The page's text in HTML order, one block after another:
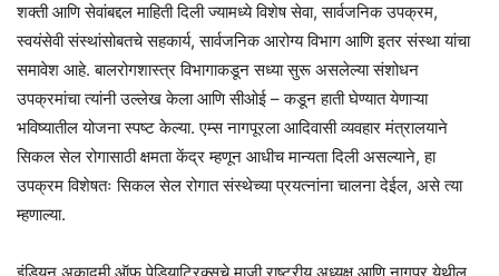
शक्ती आणि सेवांबद्दल माहिती दिली ज्यामध्ये विशेष सेवा, सार्वजनिक उपक्रम,
स्वयंसेवी संस्थांसोबतचे सहकार्य, सार्वजनिक आरोग्य विभाग आणि इतर संस्था यांचा
समावेश आहे. बालरोगशास्त्र विभागाकडून सध्या सुरू असलेल्या संशोधन
उपक्रमांचा त्यांनी उल्लेख केला आणि सीओई – कडून हाती घेण्यात येणाऱ्या
भविष्यातील योजना स्पष्ट केल्या. एम्स नागपूरला आदिवासी व्यवहार मंत्रालयाने
सिकल सेल रोगासाठी क्षमता केंद्र म्हणून आधीच मान्यता दिली असल्याने, हा
उपक्रम विशेषतः सिकल सेल रोगात संस्थेच्या प्रयत्नांना चालना देईल, असे त्या
म्हणाल्या.